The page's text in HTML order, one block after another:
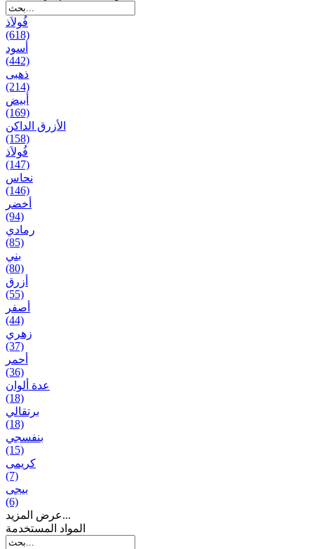
فُولاَذ
(618)
أسود
(442)
ذهبی
(214)
أبيض
(169)
الأزرق الداكن
(158)
فُولاَذ
(147)
نحاس
(146)
أخضر
(94)
رمادي
(85)
بني
(80)
أزرق
(55)
أصفر
(44)
زهري
(37)
أحمر
(36)
عدة ألوان
(18)
برتقالي
(18)
بنفسجي
(15)
کریمی
(7)
بيجی
(6)
عرض المزيد...
المواد المستخدمة